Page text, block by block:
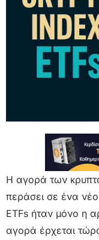
Η αγορά των
περάσει σε ένα
ETFs ήταν μόνο η
αγορά έρχεται